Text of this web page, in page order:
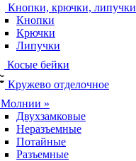
Кнопки, крючки, липучки
Кнопки
Крючки
Липучки
Косые бейки
Кружево отделочное
Молнии »
Двухзамковые
Неразъемные
Потайные
Разъемные